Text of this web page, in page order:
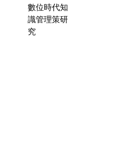
數位時代知
識管理策研
究